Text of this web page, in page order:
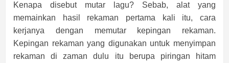
Kenapa disebut mutar lagu? Sebab, alat yang
memainkan hasil rekaman pertama kali itu, cara
kerjanya dengan memutar kepingan rekaman.
Kepingan rekaman yang digunakan untuk menyimpan
rekaman di zaman dulu itu berupa piringan hitam